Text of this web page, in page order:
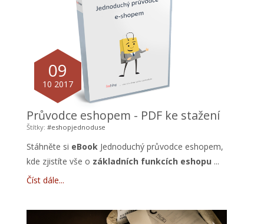
09
10 2017
Průvodce eshopem - PDF ke stažení
Štítky: #eshopjednoduse
Stáhněte si eBook Jednoduchý průvodce eshopem,
kde zjistíte vše o základních funkcích eshopu ...
Číst dále